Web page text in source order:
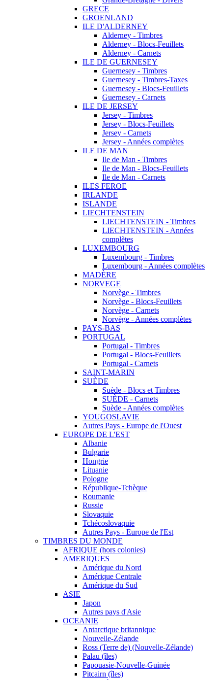
GRECE
GROENLAND
ILE D'ALDERNEY
Alderney - Timbres
Alderney - Blocs-Feuillets
Alderney - Carnets
ILE DE GUERNESEY
Guernesey - Timbres
Guernesey - Timbres-Taxes
Guernesey - Blocs-Feuillets
Guernesey - Carnets
ILE DE JERSEY
Jersey - Timbres
Jersey - Blocs-Feuillets
Jersey - Carnets
Jersey - Années complètes
ILE DE MAN
Ile de Man - Timbres
Ile de Man - Blocs-Feuillets
Ile de Man - Carnets
ILES FEROE
IRLANDE
ISLANDE
LIECHTENSTEIN
LIECHTENSTEIN - Timbres
LIECHTENSTEIN - Années
complètes
LUXEMBOURG
Luxembourg - Timbres
Luxembourg - Années complètes
MADÈRE
NORVEGE
Norvège - Timbres
Norvège - Blocs-Feuillets
Norvège - Carnets
Norvège - Années complètes
PAYS-BAS
PORTUGAL
Portugal - Timbres
Portugal - Blocs-Feuillets
Portugal - Carnets
SAINT-MARIN
SUÈDE
Suède - Blocs et Timbres
SUÈDE - Carnets
Suède - Années complètes
YOUGOSLAVIE
Autres Pays - Europe de l'Ouest
EUROPE DE L'EST
Albanie
Bulgarie
Hongrie
Lituanie
Pologne
République-Tchèque
Roumanie
Russie
Slovaquie
Tchécoslovaquie
Autres Pays - Europe de l'Est
TIMBRES DU MONDE
AFRIQUE (hors colonies)
AMERIQUES
Amérique du Nord
Amérique Centrale
Amérique du Sud
ASIE
Japon
Autres pays d'Asie
OCEANIE
Antarctique britannique
Nouvelle-Zélande
Ross (Terre de) (Nouvelle-Zélande)
Palau (îles)
Papouasie-Nouvelle-Guinée
Pitcairn (îles)